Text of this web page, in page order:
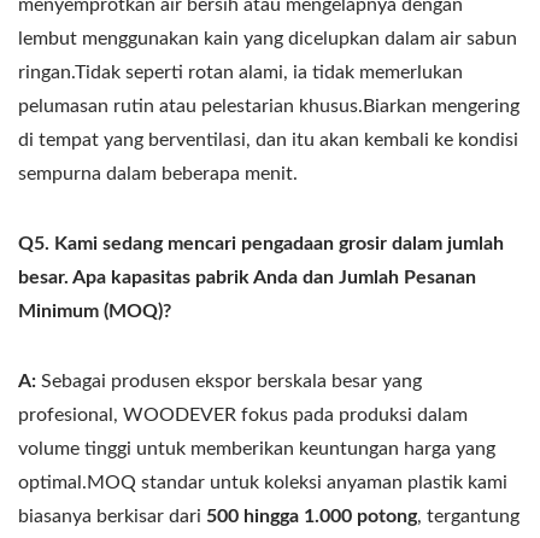
menyemprotkan air bersih atau mengelapnya dengan
lembut menggunakan kain yang dicelupkan dalam air sabun
ringan.Tidak seperti rotan alami, ia tidak memerlukan
pelumasan rutin atau pelestarian khusus.Biarkan mengering
di tempat yang berventilasi, dan itu akan kembali ke kondisi
sempurna dalam beberapa menit.
Q5. Kami sedang mencari pengadaan grosir dalam jumlah
besar. Apa kapasitas pabrik Anda dan Jumlah Pesanan
Minimum (MOQ)?
A: Sebagai produsen ekspor berskala besar yang
profesional, WOODEVER fokus pada produksi dalam
volume tinggi untuk memberikan keuntungan harga yang
optimal.MOQ standar untuk koleksi anyaman plastik kami
biasanya berkisar dari 500 hingga 1.000 potong, tergantung